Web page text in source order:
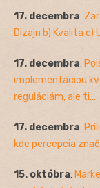
17. decembra:
Dizajn b) Kvalita c)
17. decembra:
implementáciou
reguláciám, ale ti...
17. decembra:
kde percepcia
15. októbra: